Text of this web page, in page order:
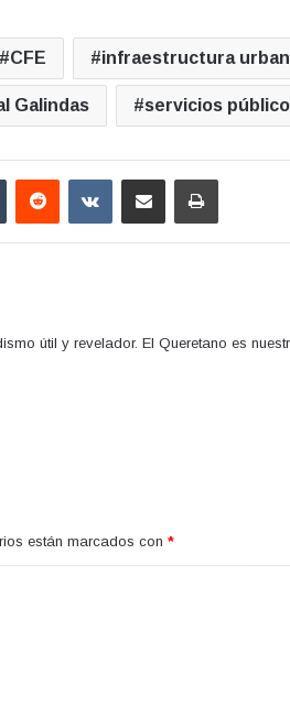
CFE infraestructura
Galindas servicios
Tumblr Reddit VKontakteCompartir por correo electrónicoImprimir
útil y revelador. El Queretano es
están marcados con *